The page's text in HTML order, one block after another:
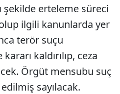
şekilde erteleme süreci
ilgili kanunlarda yer
terör suçu
kaldırılıp, ceza
Örgüt mensubu suç
sayılacak.